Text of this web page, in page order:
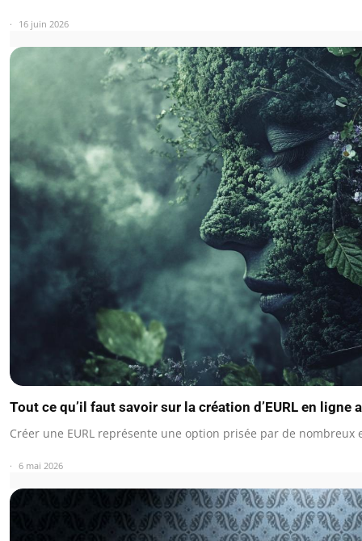
16 juin 2026
Tout ce qu’il faut savoir sur la création d’EURL en
Créer une EURL représente une option prisée par de
6 mai 2026